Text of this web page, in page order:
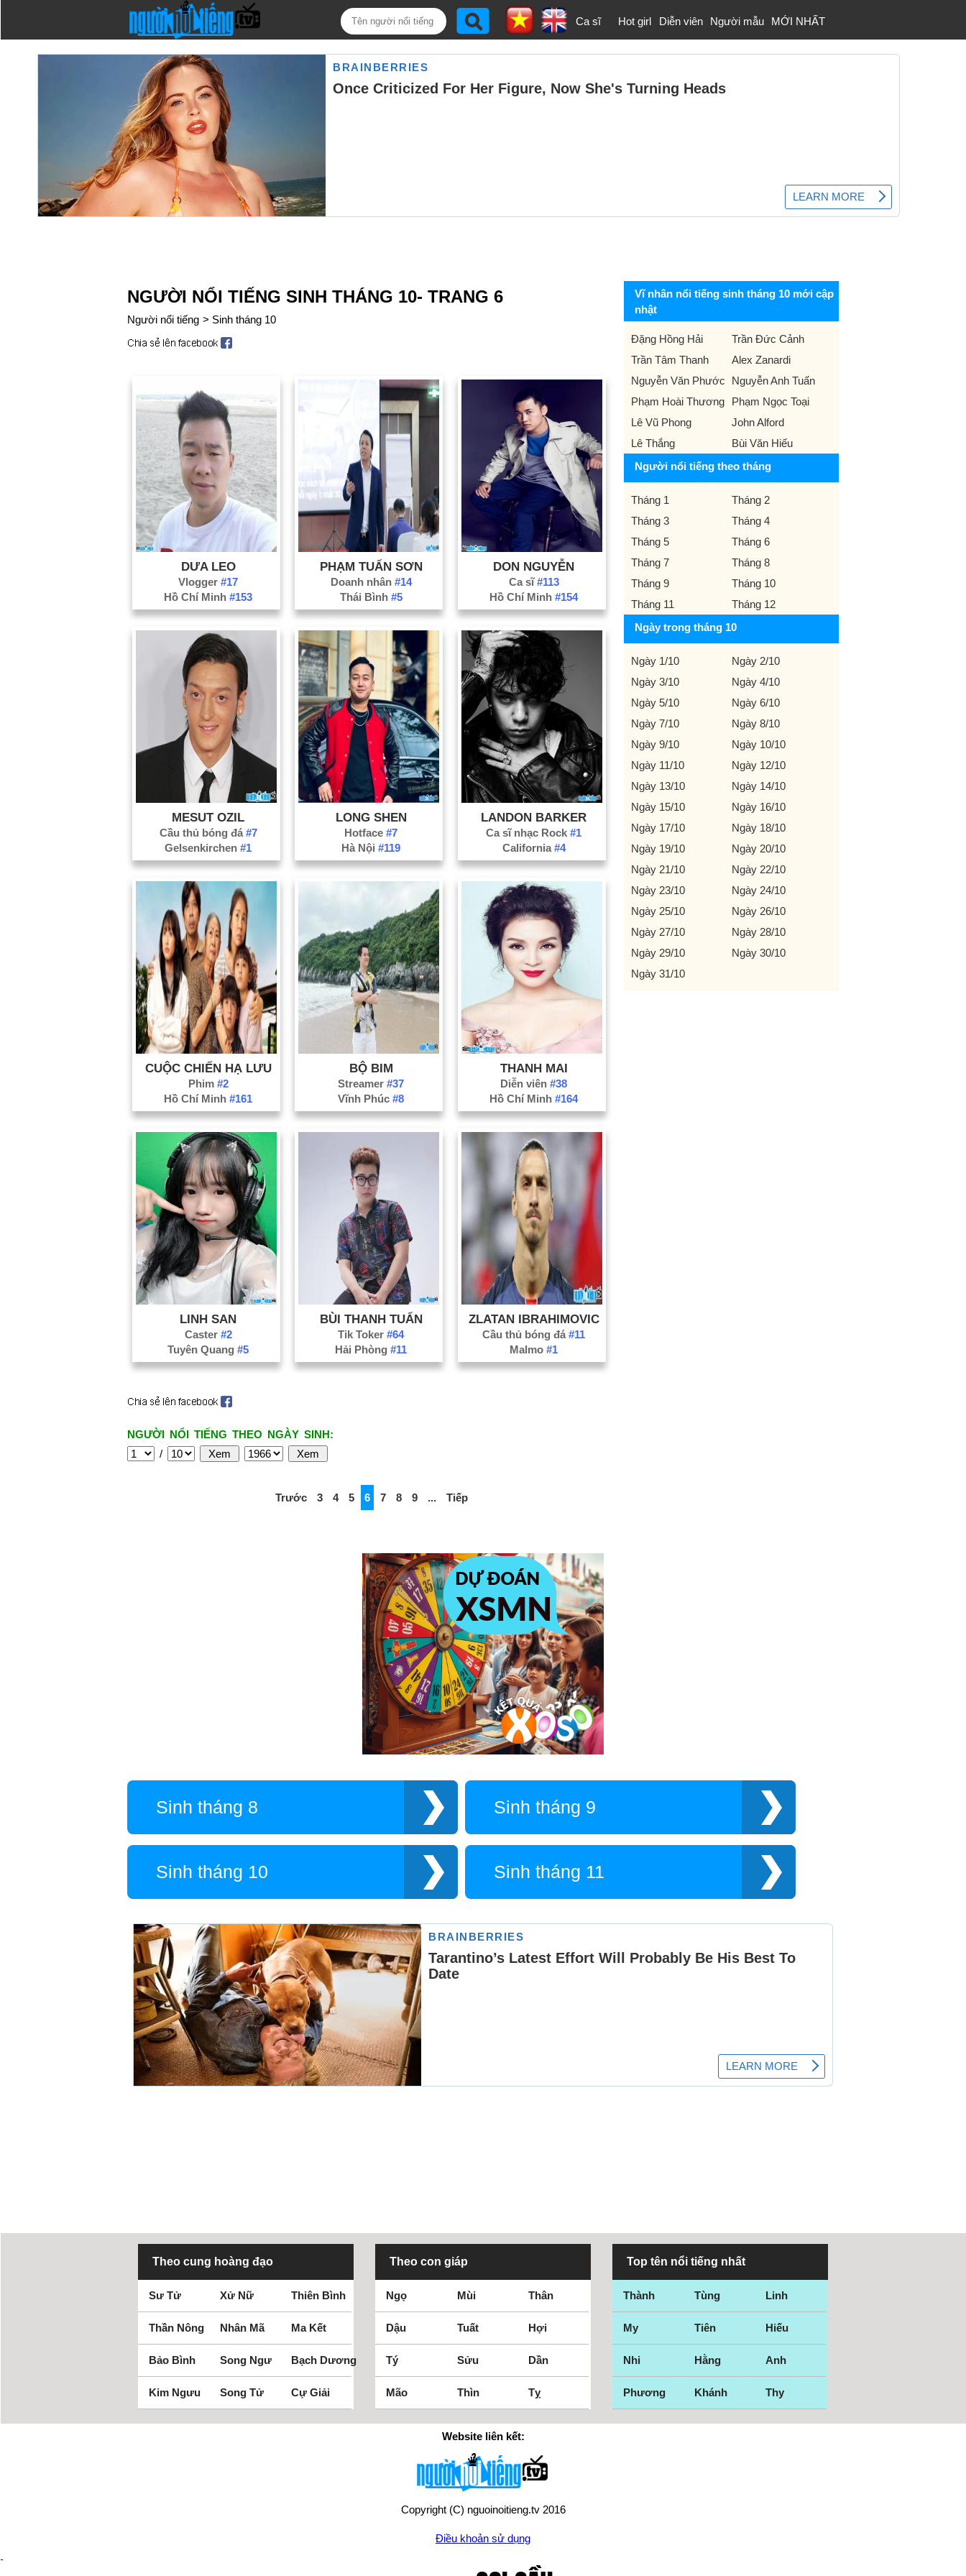
Ca sĩ Hot girl Diễn viên Người mẫu MỚI NHẤT
NGƯỜI NỔI TIẾNG SINH THÁNG 10- TRANG 6
Người nổi tiếng > Sinh tháng 10
DƯA LEO
Vlogger#17
Hồ Chí Minh#153
PHẠM TUẤN SƠN
Doanh nhân #14
Thái Bình #5
DON NGUYỄN
Ca sĩ#113
Hồ Chí Minh#154
MESUT OZIL
Cầu thủ bóng đá #7
Gelsenkirchen#1
LONG SHEN
Hotface#7
Hà Nội#119
LANDON BARKER
Ca sĩ nhạc Rock#1
California #4
CUỘC CHIẾN HẠ LƯU
Phim #2
Hồ Chí Minh#161
BỘ BIM
Streamer#37
Vĩnh Phúc#8
THANH MAI
Diễn viên#38
Hồ Chí Minh#164
LINH SAN
Caster #2
Tuyên Quang#5
BÙI THANH TUẤN
Tik Toker#64
Hải Phòng#11
ZLATAN IBRAHIMOVIC
Cầu thủ bóng đá#11
Malmo#1
NGƯỜI NỔI TIẾNG THEO NGÀY SINH:
/
Trước 3 4 5 6 7 8 9 ... Tiếp
Vĩ nhân nổi tiếng sinh tháng 10 mới cập
nhật
Đặng Hồng Hải
Trần Đức Cảnh
Trần Tâm Thanh
Alex Zanardi
Nguyễn Văn Phước
Nguyễn Anh Tuấn
Phạm Hoài Thương
Phạm Ngọc Toại
Lê Vũ Phong
John Alford
Lê Thắng
Bùi Văn Hiếu
Người nổi tiếng theo tháng
Tháng 1
Tháng 2
Tháng 3
Tháng 4
Tháng 5
Tháng 6
Tháng 7
Tháng 8
Tháng 9
Tháng 10
Tháng 11
Tháng 12
Ngày trong tháng 10
Ngày 1/10
Ngày 2/10
Ngày 3/10
Ngày 4/10
Ngày 5/10
Ngày 6/10
Ngày 7/10
Ngày 8/10
Ngày 9/10
Ngày 10/10
Ngày 11/10
Ngày 12/10
Ngày 13/10
Ngày 14/10
Ngày 15/10
Ngày 16/10
Ngày 17/10
Ngày 18/10
Ngày 19/10
Ngày 20/10
Ngày 21/10
Ngày 22/10
Ngày 23/10
Ngày 24/10
Ngày 25/10
Ngày 26/10
Ngày 27/10
Ngày 28/10
Ngày 29/10
Ngày 30/10
Ngày 31/10
Sinh tháng 8 Sinh tháng 9
Sinh tháng 10 Sinh tháng 11
Theo cung hoàng đạo
Sư Tử Xử Nữ Thiên Bình
Thần Nông Nhân Mã Ma Kết
Bảo Bình Song Ngư Bạch Dương
Kim Ngưu Song Tử Cự Giải
Theo con giáp
Ngọ Mùi Thân
Dậu Tuất Hợi
Tý Sửu Dần
Mão Thìn Tỵ
Top tên nổi tiếng nhất
Thành Tùng Linh
My Tiên Hiếu
Nhi Hằng Anh
Phương Khánh Thy
Website liên kết:
Copyright (C) nguoinoitieng.tv 2016
Điều khoản sử dụng